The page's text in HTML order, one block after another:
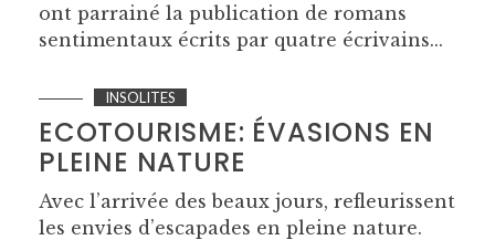
ont parrainé la publication de romans
sentimentaux écrits par quatre écrivains...
INSOLITES
ECOTOURISME: ÉVASIONS EN
PLEINE NATURE
Avec l’arrivée des beaux jours, refleurissent
les envies d’escapades en pleine nature.